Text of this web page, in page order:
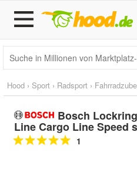
Hood › Sport › Radsport ›
Bosch
Line Cargo Line Speed
1